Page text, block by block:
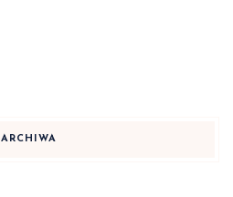
ARCHIWA